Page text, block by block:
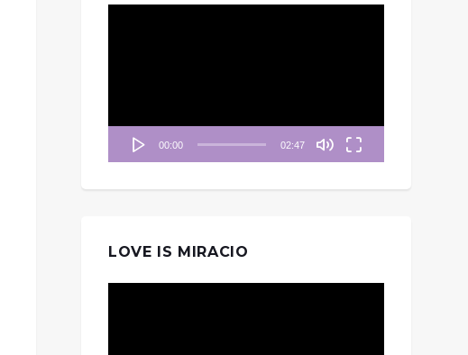
00:00 02:47
LOVE IS MIRACIO